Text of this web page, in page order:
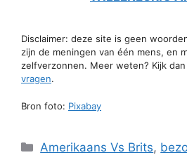
Disclaimer: deze site is geen
zijn de meningen van één mens, en
zelfverzonnen. Meer weten? Kijk
vragen.
Bron foto: Pixabay
Categorieën
Amerikaans Vs Brits,